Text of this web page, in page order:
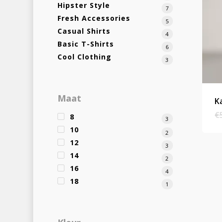
Hipster Style 7
Fresh Accessories 5
Casual Shirts 4
Basic T-Shirts 6
Cool Clothing 3
Maat
8 3
10 2
12 3
14 2
16 4
18 1
€